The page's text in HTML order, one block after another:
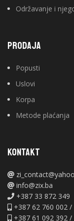
Održavanje i
PRODAJA
Popusti
Uslovi
Korpa
Metode plaćanja
KONTAKT
info@zix.ba
+387 33 872 349
+387 62 760 002
+387 61 092 392